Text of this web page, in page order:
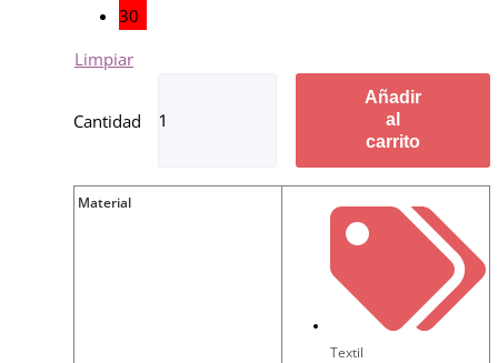
30
Limpiar
Añadir
al
carrito
Material
Textil